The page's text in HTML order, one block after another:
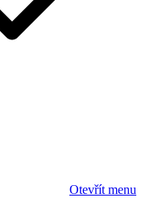
Otevřít menu